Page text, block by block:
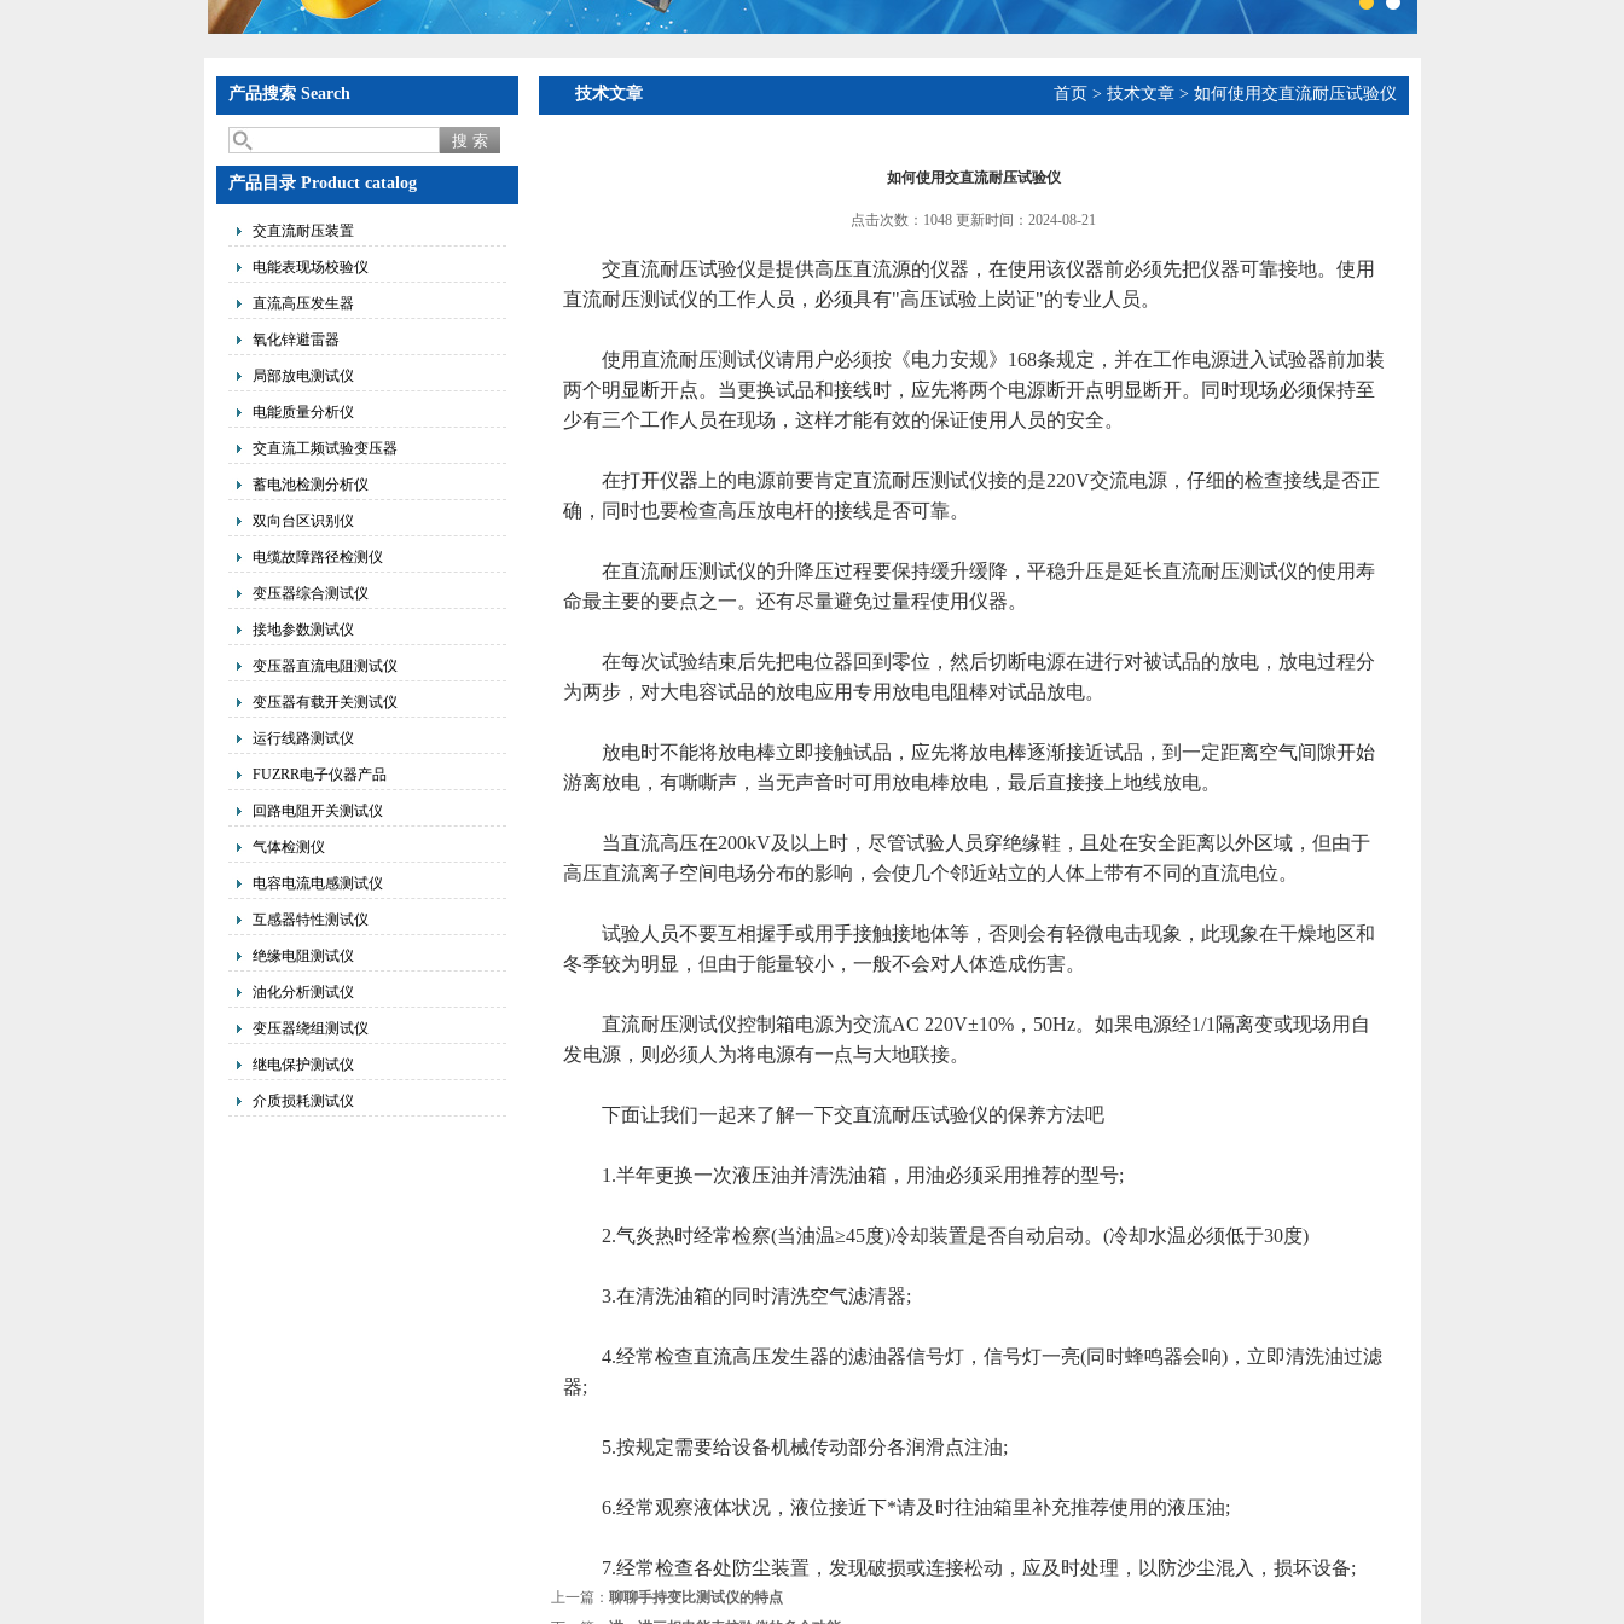
产品搜索 Search
产品目录 Product catalog
交直流耐压装置
电能表现场校验仪
直流高压发生器
氧化锌避雷器
局部放电测试仪
电能质量分析仪
交直流工频试验变压器
蓄电池检测分析仪
双向台区识别仪
电缆故障路径检测仪
变压器综合测试仪
接地参数测试仪
变压器直流电阻测试仪
变压器有载开关测试仪
运行线路测试仪
FUZRR电子仪器产品
回路电阻开关测试仪
气体检测仪
电容电流电感测试仪
互感器特性测试仪
绝缘电阻测试仪
油化分析测试仪
变压器绕组测试仪
继电保护测试仪
介质损耗测试仪
技术文章 首页 > 技术文章> 如何使用交直流耐压试验仪
如何使用交直流耐压试验仪
点击次数：1048 更新时间：2024-08-21
交直流耐压试验仪是提供高压直流源的仪器，在使用该仪器前必须先把仪器可靠接地。使用
直流耐压测试仪的工作人员，必须具有"高压试验上岗证"的专业人员。
使用直流耐压测试仪请用户必须按《电力安规》168条规定，并在工作电源进入试验器前加装
两个明显断开点。当更换试品和接线时，应先将两个电源断开点明显断开。同时现场必须保持至
少有三个工作人员在现场，这样才能有效的保证使用人员的安全。
在打开仪器上的电源前要肯定直流耐压测试仪接的是220V交流电源，仔细的检查接线是否正
确，同时也要检查高压放电杆的接线是否可靠。
在直流耐压测试仪的升降压过程要保持缓升缓降，平稳升压是延长直流耐压测试仪的使用寿
命最主要的要点之一。还有尽量避免过量程使用仪器。
在每次试验结束后先把电位器回到零位，然后切断电源在进行对被试品的放电，放电过程分
为两步，对大电容试品的放电应用专用放电电阻棒对试品放电。
放电时不能将放电棒立即接触试品，应先将放电棒逐渐接近试品，到一定距离空气间隙开始
游离放电，有嘶嘶声，当无声音时可用放电棒放电，最后直接接上地线放电。
当直流高压在200kV及以上时，尽管试验人员穿绝缘鞋，且处在安全距离以外区域，但由于
高压直流离子空间电场分布的影响，会使几个邻近站立的人体上带有不同的直流电位。
试验人员不要互相握手或用手接触接地体等，否则会有轻微电击现象，此现象在干燥地区和
冬季较为明显，但由于能量较小，一般不会对人体造成伤害。
直流耐压测试仪控制箱电源为交流AC 220V±10%，50Hz。如果电源经1/1隔离变或现场用自
发电源，则必须人为将电源有一点与大地联接。
下面让我们一起来了解一下交直流耐压试验仪的保养方法吧
1.半年更换一次液压油并清洗油箱，用油必须采用推荐的型号;
2.气炎热时经常检察(当油温≥45度)冷却装置是否自动启动。(冷却水温必须低于30度)
3.在清洗油箱的同时清洗空气滤清器;
4.经常检查直流高压发生器的滤油器信号灯，信号灯一亮(同时蜂鸣器会响)，立即清洗油过滤
器;
5.按规定需要给设备机械传动部分各润滑点注油;
6.经常观察液体状况，液位接近下*请及时往油箱里补充推荐使用的液压油;
7.经常检查各处防尘装置，发现破损或连接松动，应及时处理，以防沙尘混入，损坏设备;
上一篇： 聊聊手持变比测试仪的特点